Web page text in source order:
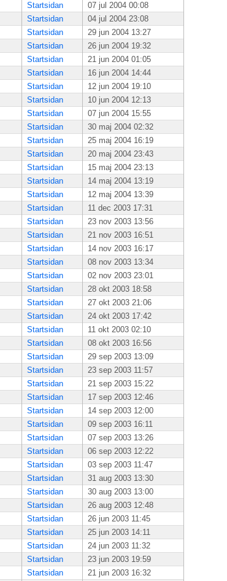
Startsidan
07 jul 2004 00:08
Startsidan
04 jul 2004 23:08
Startsidan
29 jun 2004 13:27
Startsidan
26 jun 2004 19:32
Startsidan
21 jun 2004 01:05
Startsidan
16 jun 2004 14:44
Startsidan
12 jun 2004 19:10
Startsidan
10 jun 2004 12:13
Startsidan
07 jun 2004 15:55
Startsidan
30 maj 2004 02:32
Startsidan
25 maj 2004 16:19
Startsidan
20 maj 2004 23:43
Startsidan
15 maj 2004 23:13
Startsidan
14 maj 2004 13:19
Startsidan
12 maj 2004 13:39
Startsidan
11 dec 2003 17:31
Startsidan
23 nov 2003 13:56
Startsidan
21 nov 2003 16:51
Startsidan
14 nov 2003 16:17
Startsidan
08 nov 2003 13:34
Startsidan
02 nov 2003 23:01
Startsidan
28 okt 2003 18:58
Startsidan
27 okt 2003 21:06
Startsidan
24 okt 2003 17:42
Startsidan
11 okt 2003 02:10
Startsidan
08 okt 2003 16:56
Startsidan
29 sep 2003 13:09
Startsidan
23 sep 2003 11:57
Startsidan
21 sep 2003 15:22
Startsidan
17 sep 2003 12:46
Startsidan
14 sep 2003 12:00
Startsidan
09 sep 2003 16:11
Startsidan
07 sep 2003 13:26
Startsidan
06 sep 2003 12:22
Startsidan
03 sep 2003 11:47
Startsidan
31 aug 2003 13:30
Startsidan
30 aug 2003 13:00
Startsidan
26 aug 2003 12:48
Startsidan
26 jun 2003 11:45
Startsidan
25 jun 2003 14:11
Startsidan
24 jun 2003 11:32
Startsidan
23 jun 2003 19:59
Startsidan
21 jun 2003 16:32